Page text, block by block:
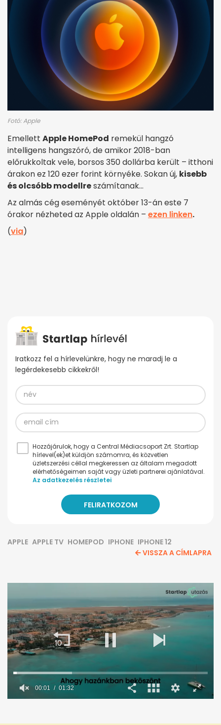
Fotó: Apple
Emellett Apple HomePod remekül hangzó
intelligens hangszóró, de amikor 2018-ban
előrukkoltak vele, borsos 350 dollárba került – itthoni
árakon ez 120 ezer forint környéke. Sokan új, kisebb
és olcsóbb modellreszámítanak…
Az almás cég eseményét október 13-án este 7
órakor nézheted az Apple oldalán – ezen linken.
(via)
Iratkozz fel a hírlevelünkre, hogy ne maradj le a
legérdekesebb cikkekről!
Hozzájárulok, hogy a Central Médiacsoport Zrt. Startlap
hírlevel(ek)et küldjön számomra, és közvetlen
üzletszerzési céllal megkeressen az általam megadott
elérhetőségeimen saját vagy üzleti partnerei ajánlatával.
Az adatkezelés részletei
APPLE APPLE TV HOMEPOD IPHONE IPHONE 12
VISSZA A CÍMLAPRA